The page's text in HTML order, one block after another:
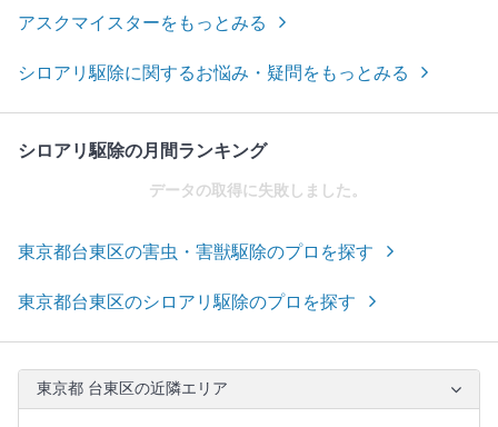
アスクマイスターをもっとみる
シロアリ駆除に関するお悩み・疑問をもっとみる
シロアリ駆除の月間ランキング
データの取得に失敗しました。
東京都台東区の害虫・害獣駆除のプロを探す
東京都台東区のシロアリ駆除のプロを探す
東京都 台東区の近隣エリア